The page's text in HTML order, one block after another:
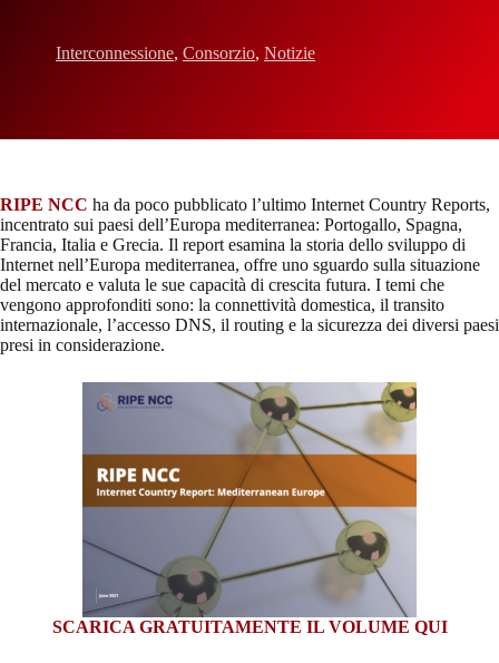
Interconnessione, Consorzio, Notizie
RIPE NCC ha da poco pubblicato l’ultimo Internet Country Reports,
incentrato sui paesi dell’Europa mediterranea: Portogallo, Spagna,
Francia, Italia e Grecia. Il report esamina la storia dello sviluppo di
Internet nell’Europa mediterranea, offre uno sguardo sulla situazione
del mercato e valuta le sue capacità di crescita futura. I temi che
vengono approfonditi sono: la connettività domestica, il transito
internazionale, l’accesso DNS, il routing e la sicurezza dei diversi paesi
presi in considerazione.
SCARICA GRATUITAMENTE IL VOLUME QUI